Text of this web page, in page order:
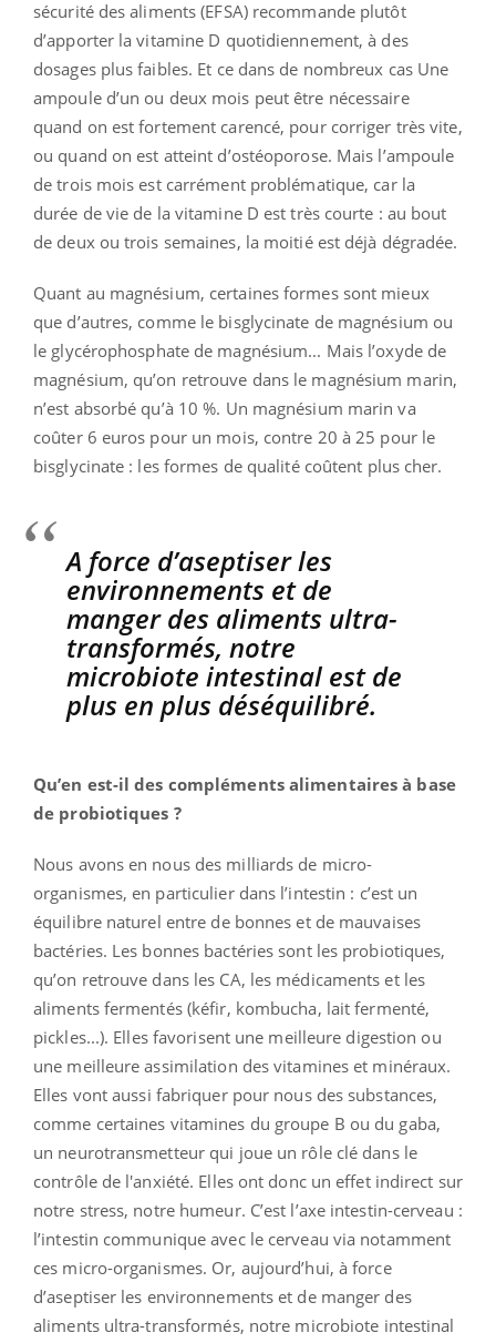
sécurité des aliments (EFSA) recommande plutôt
d’apporter la vitamine D quotidiennement, à des
dosages plus faibles. Et ce dans de nombreux cas Une
ampoule d’un ou deux mois peut être nécessaire
quand on est fortement carencé, pour corriger très vite,
ou quand on est atteint d’ostéoporose. Mais l’ampoule
de trois mois est carrément problématique, car la
durée de vie de la vitamine D est très courte : au bout
de deux ou trois semaines, la moitié est déjà dégradée.
Quant au magnésium, certaines formes sont mieux
que d’autres, comme le bisglycinate de magnésium ou
le glycérophosphate de magnésium... Mais l’oxyde de
magnésium, qu’on retrouve dans le magnésium marin,
n’est absorbé qu’à 10 %. Un magnésium marin va
coûter 6 euros pour un mois, contre 20 à 25 pour le
bisglycinate : les formes de qualité coûtent plus cher.
A force d’aseptiser les
environnements et de
manger des aliments ultra-
transformés, notre
microbiote intestinal est de
plus en plus déséquilibré.
Qu’en est-il des compléments alimentaires à base
de probiotiques ?
Nous avons en nous des milliards de micro-
organismes, en particulier dans l’intestin : c’est un
équilibre naturel entre de bonnes et de mauvaises
bactéries. Les bonnes bactéries sont les probiotiques,
qu’on retrouve dans les CA, les médicaments et les
aliments fermentés (kéfir, kombucha, lait fermenté,
pickles...). Elles favorisent une meilleure digestion ou
une meilleure assimilation des vitamines et minéraux.
Elles vont aussi fabriquer pour nous des substances,
comme certaines vitamines du groupe B ou du gaba,
un neurotransmetteur qui joue un rôle clé dans le
contrôle de l'anxiété. Elles ont donc un effet indirect sur
notre stress, notre humeur. C’est l’axe intestin-cerveau :
l’intestin communique avec le cerveau via notamment
ces micro-organismes. Or, aujourd’hui, à force
d’aseptiser les environnements et de manger des
aliments ultra-transformés, notre microbiote intestinal